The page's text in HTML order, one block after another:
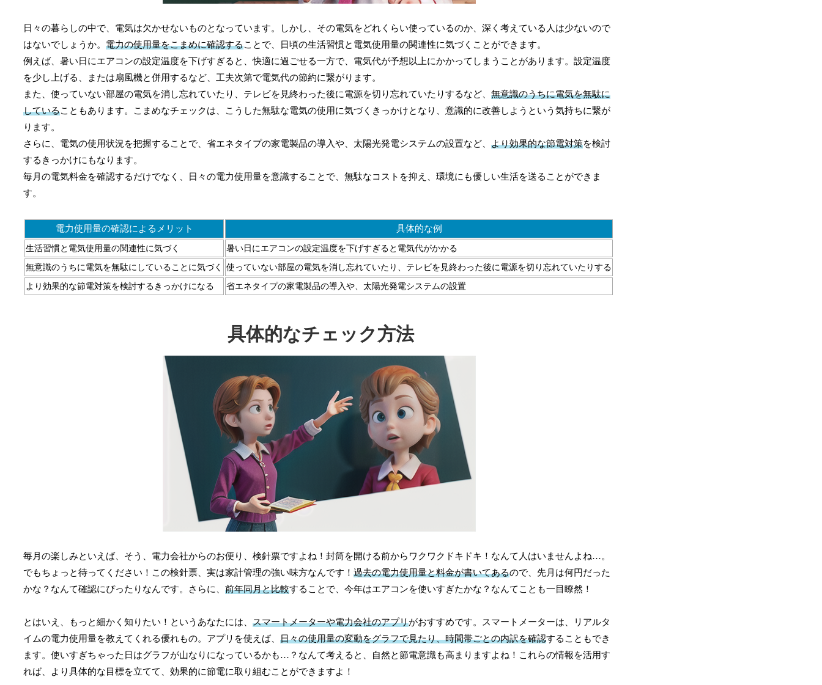
日々の暮らしの中で、電気は欠かせないものとなっています。しかし、その電気をどれくらい使っているのか、深く考えている人は少ないので
はないでしょうか。 電力の使用量をこまめに確認することで、日頃の生活習慣と電気使用量の関連性に気づくことができます。
例えば、暑い日にエアコンの設定温度を下げすぎると、快適に過ごせる一方で、電気代が予想以上にかかってしまうことがあります。設定温度
を少し上げる、または扇風機と併用するなど、工夫次第で電気代の節約に繋がります。
また、使っていない部屋の電気を消し忘れていたり、テレビを見終わった後に電源を切り忘れていたりするなど、 無意識のうちに電気を無駄に
していることもあります。こまめなチェックは、こうした無駄な電気の使用に気づくきっかけとなり、意識的に改善しようという気持ちに繋が
ります。
さらに、電気の使用状況を把握することで、省エネタイプの家電製品の導入や、太陽光発電システムの設置など、 より効果的な節電対策を検討
するきっかけにもなります。
毎月の電気料金を確認するだけでなく、日々の電力使用量を意識することで、無駄なコストを抑え、環境にも優しい生活を送ることができま
す。
電力使用量の確認によるメリット 具体的な例
生活習慣と電気使用量の関連性に気づく 暑い日にエアコンの設定温度を下げすぎると電気代がかかる
無意識のうちに電気を無駄にしていることに気づく 使っていない部屋の電気を消し忘れていたり、テレビを見終わった後に電源を切り忘れていたりする
より効果的な節電対策を検討するきっかけになる 省エネタイプの家電製品の導入や、太陽光発電システムの設置
具体的なチェック方法
毎月の楽しみといえば、そう、電力会社からのお便り、検針票ですよね！封筒を開ける前からワクワクドキドキ！なんて人はいませんよね…。
でもちょっと待ってください！この検針票、実は家計管理の強い味方なんです！ 過去の電力使用量と料金が書いてあるので、先月は何円だった
かな？なんて確認にぴったりなんです。さらに、 前年同月と比較することで、今年はエアコンを使いすぎたかな？なんてことも一目瞭然！
とはいえ、もっと細かく知りたい！というあなたには、 スマートメーターや電力会社のアプリがおすすめです。スマートメーターは、リアルタ
イムの電力使用量を教えてくれる優れもの。アプリを使えば、 日々の使用量の変動をグラフで見たり、時間帯ごとの内訳を確認することもでき
ます。使いすぎちゃった日はグラフが山なりになっているかも…？なんて考えると、自然と節電意識も高まりますよね！これらの情報を活用す
れば、より具体的な目標を立てて、効果的に節電に取り組むことができますよ！